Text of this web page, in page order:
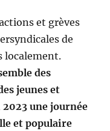
et grèves
de
localement.
des
jeunes et
une journée
et populaire